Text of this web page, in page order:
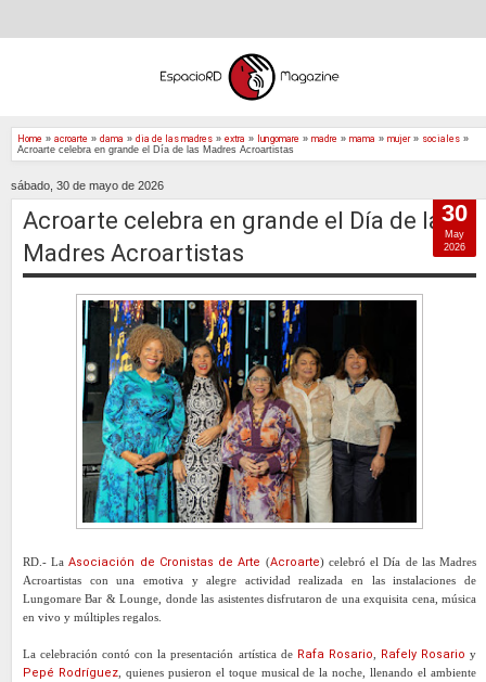
Home » acroarte » dama » dia de las madres » extra » lungomare » madre » mama » mujer» sociales »
Acroarte celebra en grande el Día de las Madres Acroartistas
sábado, 30 de mayo de 2026
Acroarte celebra en grande el Día de las
Madres Acroartistas
RD.- LaAsociación de Cronistas de Arte (Acroarte) celebró el Día de las Madres
Acroartistas con una emotiva y alegre actividad realizada en las instalaciones de
Lungomare Bar & Lounge, donde las asistentes disfrutaron de una exquisita cena, música
en vivo y múltiples regalos.
La celebración contó con la presentación artística de Rafa Rosario Rafely Rosario y
Pepé Rodríguez, quienes pusieron el toque musical de la noche, llenando el ambiente
30
May
2026